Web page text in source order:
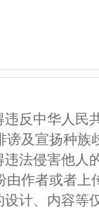
反中华人民
及宣扬种族
法侵害他人
由作者或者上
计、内容等